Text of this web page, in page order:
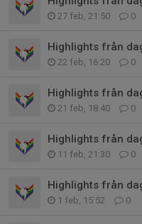
27 feb, 21:50 0
Highlights från
22 feb, 16:20 0
Highlights från
21 feb, 18:40 0
Highlights från
11 feb, 21:30 0
1 feb, 15:52 0